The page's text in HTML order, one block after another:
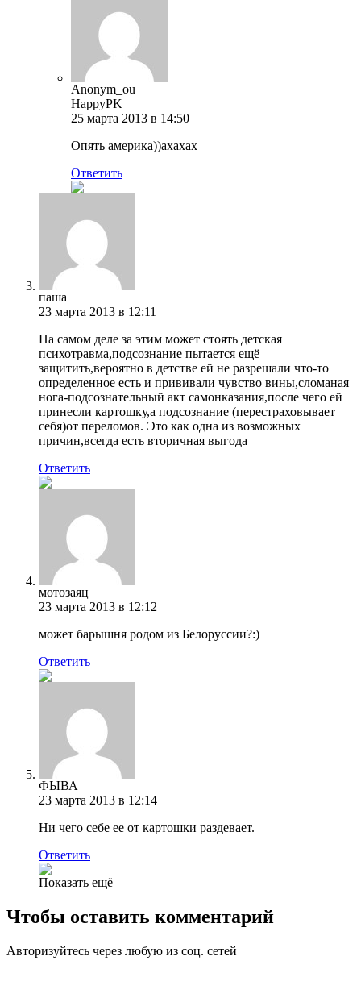
Anonym_ou
HappyPK
25 марта 2013 в 14:50
Опять америка))ахахах
Ответить
паша
23 марта 2013 в 12:11
На самом деле за этим может стоять детская
психотравма,подсознание пытается ещё
защитить,вероятно в детстве ей не разрешали что-то
определенное есть и прививали чувство вины,сломаная
нога-подсознательный акт самонказания,после чего ей
принесли картошку,а подсознание (перестраховывает
себя)от переломов. Это как одна из возможных
причин,всегда есть вторичная выгода
Ответить
мотозаяц
23 марта 2013 в 12:12
может барышня родом из Белоруссии?:)
Ответить
ФЫВА
23 марта 2013 в 12:14
Ни чего себе ее от картошки раздевает.
Ответить
Показать ещё
Чтобы оставить комментарий
Авторизуйтесь через любую из соц. сетей